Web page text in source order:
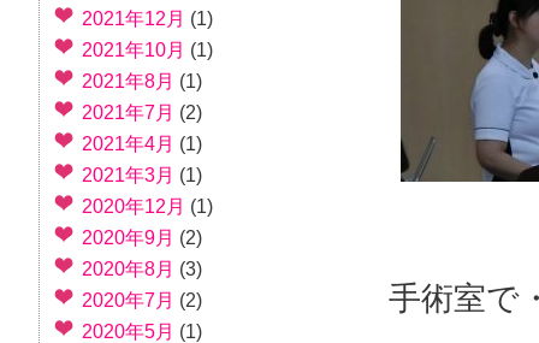
手術室で
2021年12月 (1)
2021年10月 (1)
2021年8月 (1)
2021年7月 (2)
2021年4月 (1)
2021年3月 (1)
2020年12月 (1)
2020年9月 (2)
2020年8月 (3)
2020年7月 (2)
2020年5月 (1)